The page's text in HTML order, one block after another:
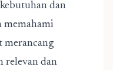
dan
memahami
merancang
relevan dan